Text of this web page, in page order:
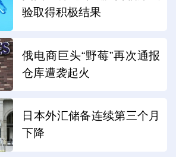
验取得积极结果
俄电商巨头“野莓”再次通报
仓库遭袭起火
日本外汇储备连续第三个月
下降